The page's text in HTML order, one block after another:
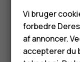
Tilbehør
Synes du,
Vi bruger
forbedre
af annoncer.
accepterer du